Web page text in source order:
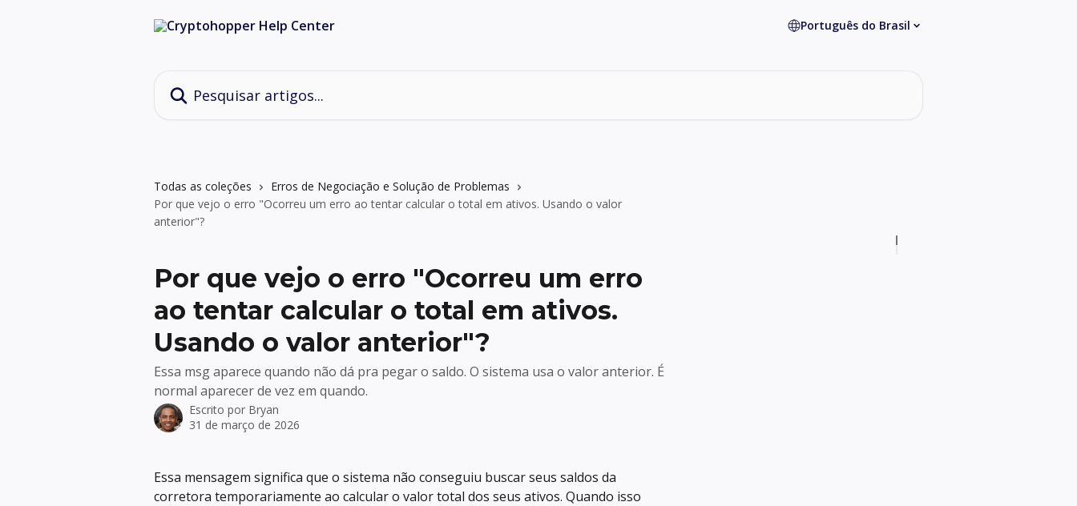
Português do Brasil
Todas as coleções
Erros de Negociação e Solução de Problemas
Por que vejo o erro "Ocorreu um erro ao tentar calcular o total em ativos. Usando o valor
anterior"?
Por que vejo o erro "Ocorreu um erro
ao tentar calcular o total em ativos.
Usando o valor anterior"?
Essa msg aparece quando não dá pra pegar o saldo. O sistema usa o valor anterior. É
normal aparecer de vez em quando.
Escrito por Bryan
31 de março de 2026
Essa mensagem significa que o sistema não conseguiu buscar seus saldos da
corretora temporariamente ao calcular o valor total dos seus ativos. Quando isso